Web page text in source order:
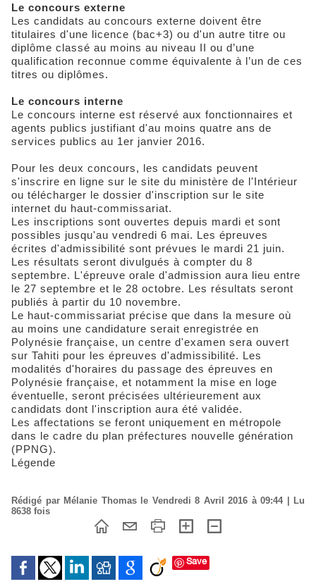
Le concours externe
Les candidats au concours externe doivent être
titulaires d'une licence (bac+3) ou d'un autre titre ou
diplôme classé au moins au niveau II ou d’une
qualification reconnue comme équivalente à l’un de ces
titres ou diplômes.
Le concours interne
Le concours interne est réservé aux fonctionnaires et
agents publics justifiant d'au moins quatre ans de
services publics au 1er janvier 2016.
Pour les deux concours, les candidats peuvent
s'inscrire en ligne sur le site du ministère de l'Intérieur
ou télécharger le dossier d'inscription sur le site
internet du haut-commissariat.
Les inscriptions sont ouvertes depuis mardi et sont
possibles jusqu'au vendredi 6 mai. Les épreuves
écrites d'admissibilité sont prévues le mardi 21 juin.
Les résultats seront divulgués à compter du 8
septembre. L'épreuve orale d'admission aura lieu entre
le 27 septembre et le 28 octobre. Les résultats seront
publiés à partir du 10 novembre.
Le haut-commissariat précise que dans la mesure où
au moins une candidature serait enregistrée en
Polynésie française, un centre d'examen sera ouvert
sur Tahiti pour les épreuves d'admissibilité. Les
modalités d'horaires du passage des épreuves en
Polynésie française, et notamment la mise en loge
éventuelle, seront précisées ultérieurement aux
candidats dont l'inscription aura été validée.
Les affectations se feront uniquement en métropole
dans le cadre du plan préfectures nouvelle génération
(PPNG).
Légende
Rédigé par Mélanie Thomas le Vendredi 8 Avril 2016 à 09:44 | Lu
8638 fois
Save